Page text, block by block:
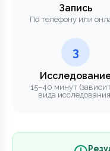
Запись
По телефону или
3
15–40 минут
вида